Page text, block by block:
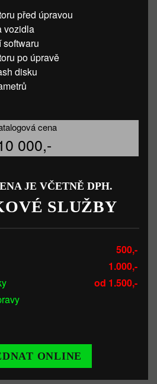
před úpravou
vozidla
po úpravě
disku
cena
000,-
JE VČETNĚ DPH.
SLUŽBY
500,-
1.000,-
od 1.500,-
ONLINE